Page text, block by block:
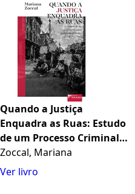
Quando a Justiça
Enquadra as Ruas: Estudo
de um Processo Criminal
Contra Manifestantes em
São Paulo
Zoccal, Mariana
Ver livro